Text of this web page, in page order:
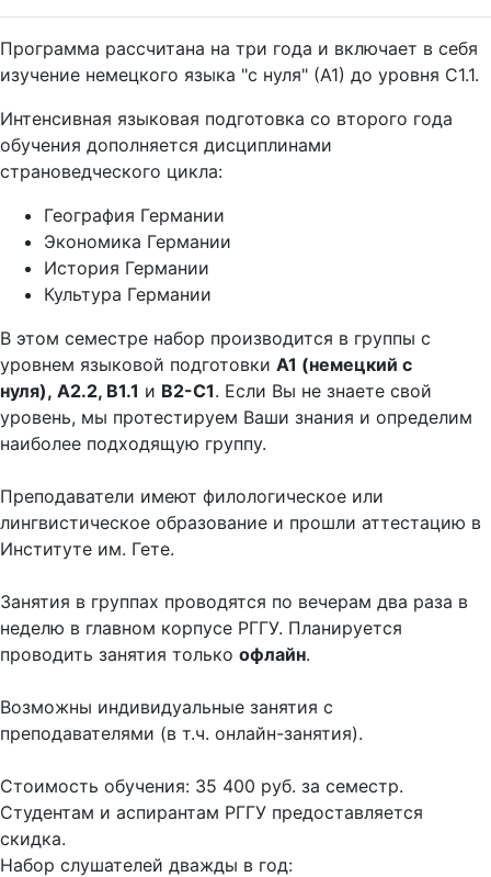
Программа рассчитана на три года и включает в себя
изучение немецкого языка "с нуля" (А1) до уровня С1.1.
Интенсивная языковая подготовка со второго года
обучения дополняется дисциплинами
страноведческого цикла:
География Германии
Экономика Германии
История Германии
Культура Германии
В этом семестре набор производится в группы с
уровнем языковой подготовки А1 (немецкий с
нуля), А2.2, В1.1 и В2-С1. Если Вы не знаете свой
уровень, мы протестируем Ваши знания и определим
наиболее подходящую группу.
Преподаватели имеют филологическое или
лингвистическое образование и прошли аттестацию в
Институте им. Гете.
Занятия в группах проводятся по вечерам два раза в
неделю в главном корпусе РГГУ. Планируется
проводить занятия только офлайн.
Возможны индивидуальные занятия с
преподавателями (в т.ч. онлайн-занятия).
Стоимость обучения: 35 400 руб. за семестр.
Студентам и аспирантам РГГУ предоставляется
скидка.
Набор слушателей дважды в год: